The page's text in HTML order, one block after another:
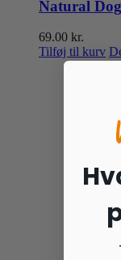
Natural
69.00 kr.
Tilføj til kurv